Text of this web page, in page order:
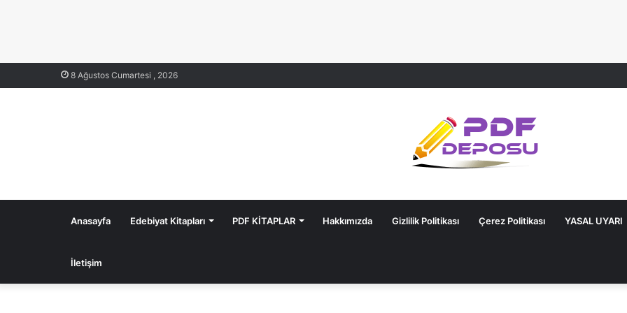
8 Ağustos Cumartesi , 2026
Anasayfa Edebiyat Kitapları PDF KİTAPLAR Hakkımızda Gizlilik Politikası Çerez Politikası YASAL UYARI
İletişim